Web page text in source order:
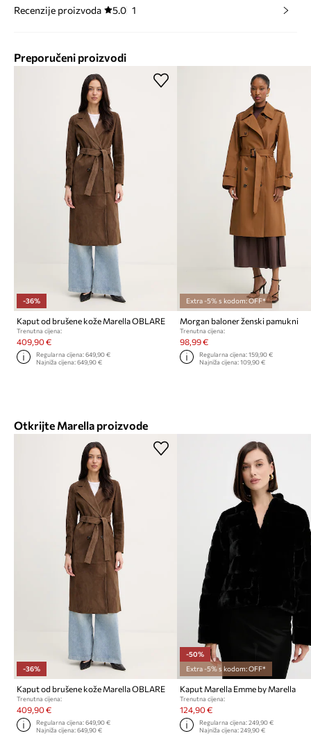
Recenzije proizvoda 5.0 1
Preporučeni proizvodi
-36%
Kaput od brušene kože Marella OBLARE
Trenutna cijena:
409,90 €
Regularna cijena:649,90 €
Najniža cijena:649,90 €
Extra -5% s kodom: OFF*
Morgan baloner ženski pamukni
Trenutna cijena:
98,99 €
Regularna cijena: 159,90 €
Najniža cijena: 109,90 €
Otkrijte Marella proizvode
-36%
Kaput od brušene kože Marella OBLARE
Trenutna cijena:
409,90 €
Regularna cijena:649,90 €
Najniža cijena:649,90 €
-50%
Extra -5% s kodom: OFF*
Kaput Marella Emme by Marella
Trenutna cijena:
124,90 €
Regularna cijena: 249,90 €
Najniža cijena: 249,90 €